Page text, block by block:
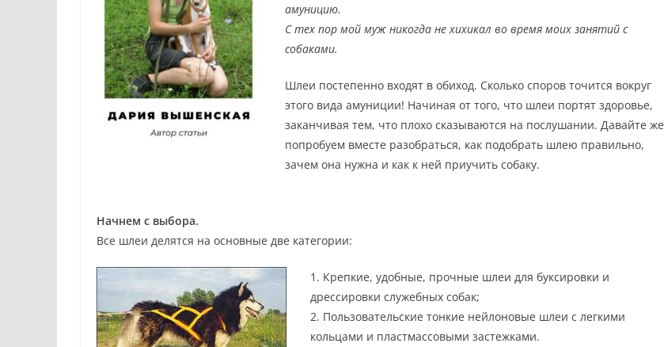
амуницию.
С тех пор мой муж никогда не хихикал во время моих занятий с
собаками.
Шлеи постепенно входят в обиход. Сколько споров точится вокруг
этого вида амуниции! Начиная от того, что шлеи портят здоровье,
заканчивая тем, что плохо сказываются на послушании. Давайте же
попробуем вместе разобраться, как подобрать шлею правильно,
зачем она нужна и как к ней приучить собаку.
Начнем с выбора.
Все шлеи делятся на основные две категории:
1. Крепкие, удобные, прочные шлеи для буксировки и
дрессировки служебных собак;
2. Пользовательские тонкие нейлоновые шлеи с легкими
кольцами и пластмассовыми застежками.